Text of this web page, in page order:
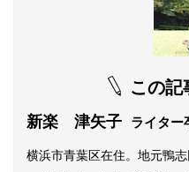
この記
新楽 津矢子 ライター
横浜市青葉区在住。地元鴨